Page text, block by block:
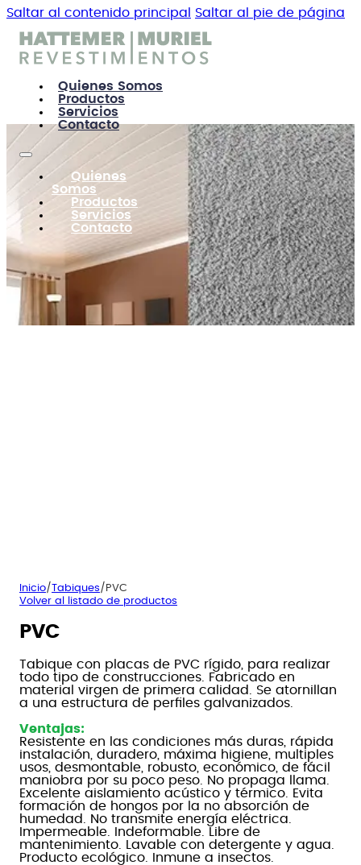
Saltar al contenido principal Saltar al pie de página
Quienes Somos
Productos
Servicios
Contacto
Quienes
Somos
Productos
Servicios
Contacto
Inicio/ Tabiques/ PVC
Volver al listado de productos
PVC
Tabique con placas de PVC rígido, para realizar
todo tipo de construcciones. Fabricado en
material virgen de primera calidad. Se atornillan
a una estructura de perfiles galvanizados.
Ventajas:
Resistente en las condiciones más duras, rápida
instalación, duradero, máxima higiene, multiples
usos, desmontable, robusto, económico, de fácil
maniobra por su poco peso. No propaga llama.
Excelente aislamiento acústico y térmico. Evita
formación de hongos por la no absorción de
humedad. No transmite energía eléctrica.
Impermeable. Indeformable. Libre de
mantenimiento. Lavable con detergente y agua.
Producto ecológico. Inmune a insectos.